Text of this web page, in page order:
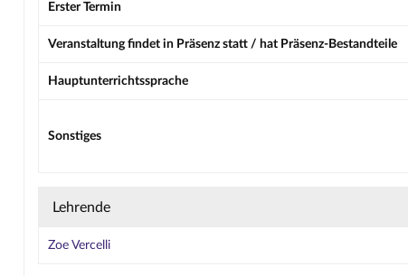
Erster Termin
Veranstaltung findet in Präsenz statt / hat Präsenz-Bestandteile
Hauptunterrichtssprache
Sonstiges
Lehrende
Zoe Vercelli